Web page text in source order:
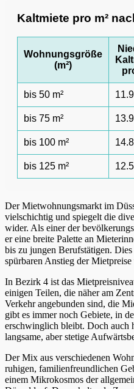
Kaltmiete pro m²
Wohnungsgröße
(m²)
bis 50 m²
bis 75 m²
bis 100 m²
bis 125 m²
Der Mietwohnungsmarkt im
vielschichtig und spiegelt die
wider. Als einer der
er eine breite Palette an
bis zu jungen Berufstätigen.
spürbaren Anstieg der Mietpreise
In Bezirk 4 ist das
einigen Teilen, die näher am
Verkehr angebunden sind, die
gibt es immer noch Gebiete, in
erschwinglich bleibt. Doch auch
langsame, aber stetige
Der Mix aus verschiedenen
ruhigen, familienfreundlichen
einem Mikrokosmos der